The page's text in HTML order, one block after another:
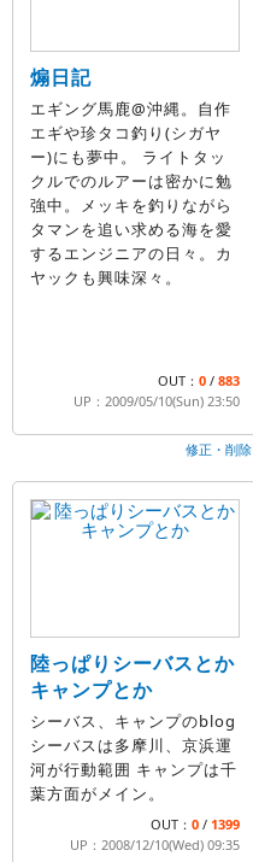
煽日記
エギング馬鹿@沖縄。自作
エギや珍タコ釣り(シガヤ
ー)にも夢中。 ライトタッ
クルでのルアーは密かに勉
強中。メッキを釣りながら
タマンを追い求める海を愛
するエンジニアの日々。カ
ヤックも興味深々。
OUT： 0 / 883
UP：2009/05/10(Sun) 23:50
修正・削除
陸っぱりシーバスとか
キャンプとか
シーバス、キャンプのblog
シーバスは多摩川、京浜運
河が行動範囲 キャンプは千
葉方面がメイン。
OUT： 0 / 1399
UP：2008/12/10(Wed) 09:35